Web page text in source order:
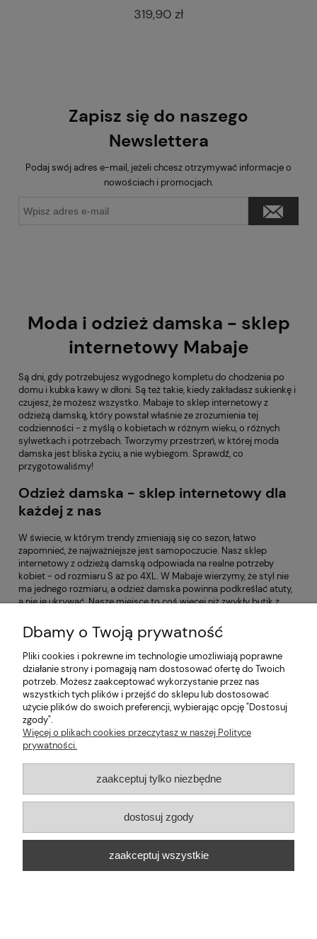
369,90 zł
Zapisz się do naszego
Newslettera
Podaj swój adres e-mail, jeżeli chcesz otrzymywać informacje o
nowościach i promocjach.
Moda i odzież damska - sklep
internetowy Mabaje
Są dni, gdy potrzebujesz wygodnego kompletu do chodzenia po
domu i kubka kawy w dłoni. Są też takie, kiedy zakładasz sukienkę i
czujesz, że możesz wszystko. Mabaje to sklep internetowy z
odzieżą damską, który powstał właśnie ze zrozumienia tej
codzienności - z myślą o kobietach w różnym wieku, o różnych
sylwetkach i potrzebach. Tworzymy przestrzeń, w której moda
damska jest bliska życiu, a nie wybiegom. Sprawdź, co
przygotowaliśmy!
Odzież damska - sklep internetowy dla
każdej z nas
W świecie, w którym trendy zmieniają się co sezon, łatwo
zapomnieć, że najważniejsze jest samopoczucie. Nasz sklep
internetowy z odzieżą damską odpowiada na realne potrzeby
kobiet - od rozmiaru S aż po 4XL. W Mabaje wierzymy, że styl nie
ma jednego rozmiaru, a odzież damska powinna podkreślać atuty,
a nie je ukrywać. Nasze miejsce to coś więcej niż zwykły butik z
dopasować fason do swojej figury i wybrać ubrania zgodne z
Twoim rytmem dnia. Do pracy, na spacer, na rodzinne przyjęcie czy
weekendowy wyjazd.
Moda damska online inspirowana
codziennością
Nasza oferta powstaje z myślą o kobietach, które chcą wyglądać
stylowo, ale nie rezygnują z wygody. Proponujemy modne ubrania,
które łatwo zestawisz w gotowe stylizacje. Wśród nich znajdziesz:
kurtki przejściowe i pikowane,
Dbamy o Twoją prywatność
Pliki cookies i pokrewne im technologie umożliwiają poprawne
działanie strony i pomagają nam dostosować ofertę do Twoich
potrzeb. Możesz zaakceptować wykorzystanie przez nas
wszystkich tych plików i przejść do sklepu lub dostosować
użycie plików do swoich preferencji, wybierając opcję "Dostosuj
zgody".
Więcej o plikach cookies przeczytasz w naszej Polityce
prywatności.
zaakceptuj tylko niezbędne
dostosuj zgody
zaakceptuj wszystkie